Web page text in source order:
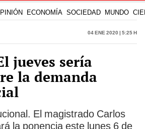
ECONOMÍA SOCIEDAD MUNDO
04 Ene 2020 | 5:25 h
jueves sería
la demanda
El magistrado Carlos
la ponencia este lunes 6 de